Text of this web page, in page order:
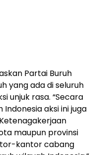
Partai Buruh
yang ada di seluruh
unjuk rasa. “Secara
aksi ini juga
maupun provinsi
kantor cabang